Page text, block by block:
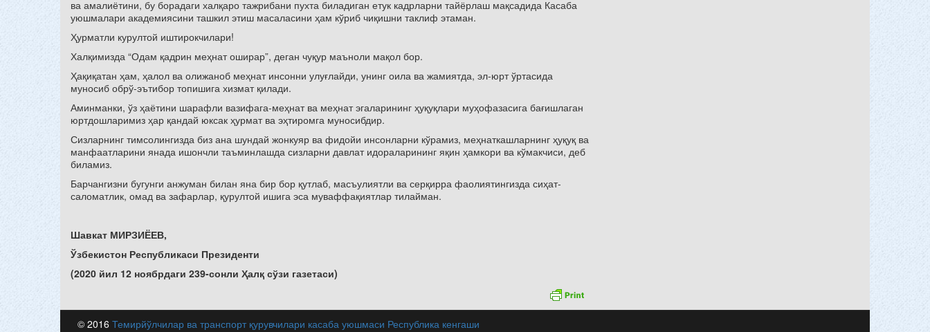
ва амалиётини, бу борадаги халқаро тажрибани пухта биладиган етук кадрларни тайёрлаш мақсадида Касаба
уюшмалари академиясини ташкил этиш масаласини ҳам кўриб чиқишни таклиф этаман.
Ҳурматли курултой иштирокчилари!
Халқимизда “Одам қадрин меҳнат оширар”, деган чуқур маъноли мақол бор.
Ҳақиқатан ҳам, ҳалол ва олижаноб меҳнат инсонни улуғлайди, унинг оила ва жамиятда, эл-юрт ўртасида
муносиб обрў-эътибор топишига хизмат қилади.
Аминманки, ўз ҳаётини шарафли вазифага-меҳнат ва меҳнат эгаларининг ҳуқуқлари муҳофазасига бағишлаган
юртдошларимиз ҳар қандай юксак ҳурмат ва эҳтиромга муносибдир.
Сизларнинг тимсолингизда биз ана шундай жонкуяр ва фидойи инсонларни кўрамиз, меҳнаткашларнинг ҳуқуқ ва
манфаатларини янада ишончли таъминлашда сизларни давлат идораларининг яқин ҳамкори ва кўмакчиси, деб
биламиз.
Барчангизни бугунги анжуман билан яна бир бор қутлаб, масъулиятли ва серқирра фаолиятингизда сиҳат-
саломатлик, омад ва зафарлар, қурултой ишига эса муваффақиятлар тилайман.
Шавкат МИРЗИЁЕВ,
Ўзбекистон Республикаси Президенти
(2020 йил 12 ноябрдаги 239-сонли Ҳалқ сўзи газетаси)
© 2016 Темирйўлчилар ва транспорт қурувчилари касаба уюшмаси Республика кенгаши